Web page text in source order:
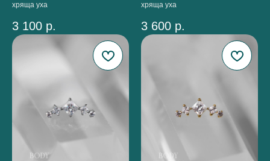
хряща уха
3 100 р.
хряща уха
3 600 р.